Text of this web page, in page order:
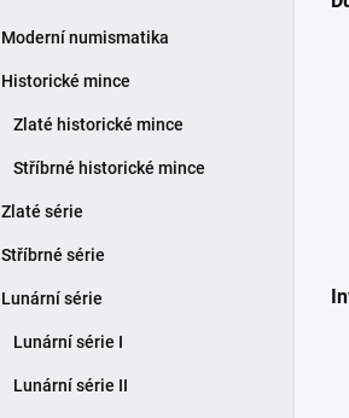
Moderní numismatika
Historické mince
Zlaté historické mince
Stříbrné historické mince
Zlaté série
Stříbrné série
Lunární série
Lunární série I
Lunární série II